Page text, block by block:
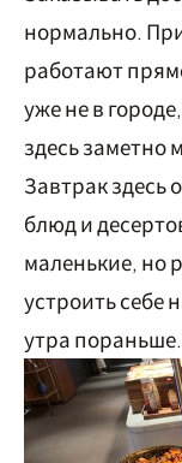
нормально.
работают
уже не в
здесь заметно
Завтрак
блюд и
маленькие, но
устроить себе
утра пораньше.